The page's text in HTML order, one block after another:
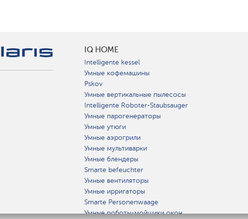
IQ HOME
Intelligente kessel
Умные кофемашины
Pskov
Умные вертикальные пылесосы
Intelligente Roboter-Staubsauger
Умные парогенераторы
Умные утюги
Умные аэрогрили
Умные мультиварки
Умные блендеры
Smarte befeuchter
Умные вентиляторы
Умные ирригаторы
Smarte Personenwaage
Умные роботы-мойщики окон